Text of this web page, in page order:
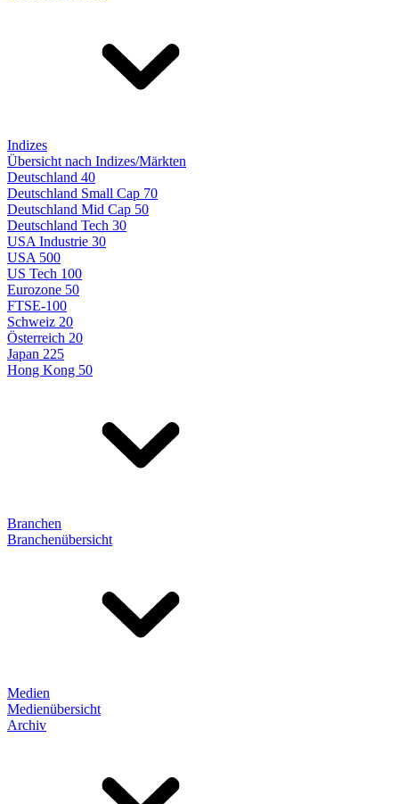
Indizes
Übersicht nach Indizes/Märkten
Deutschland 40
Deutschland Small Cap 70
Deutschland Mid Cap 50
Deutschland Tech 30
USA Industrie 30
USA 500
US Tech 100
Eurozone 50
FTSE-100
Schweiz 20
Österreich 20
Japan 225
Hong Kong 50
Branchen
Branchenübersicht
Medien
Medienübersicht
Archiv